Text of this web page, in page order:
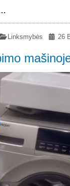
Linksmybės
26